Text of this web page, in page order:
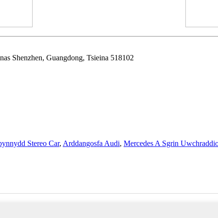
Shenzhen, Guangdong, Tsieina 518102
Stereo Car, Arddangosfa Audi, Mercedes A Sgrin